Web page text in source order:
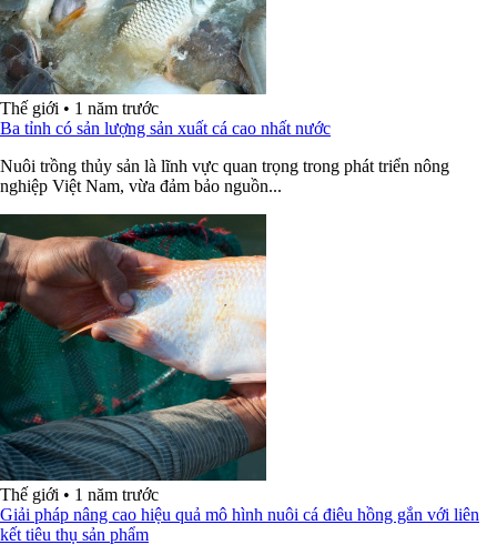
Thế giới • 1 năm trước
Ba tỉnh có sản lượng sản xuất cá cao nhất nước
Nuôi trồng thủy sản là lĩnh vực quan trọng trong phát triển nông
nghiệp Việt Nam, vừa đảm bảo nguồn...
Thế giới • 1 năm trước
Giải pháp nâng cao hiệu quả mô hình nuôi cá điêu hồng gắn với liên
kết tiêu thụ sản phẩm